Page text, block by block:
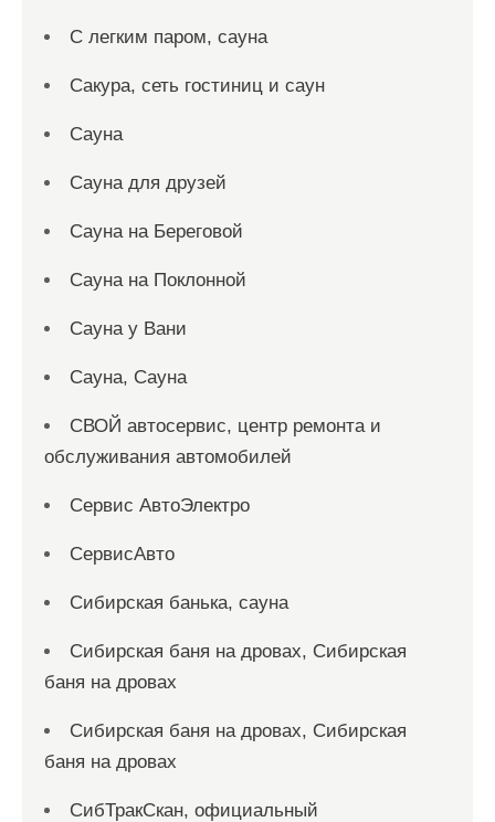
С легким паром, сауна
Сакура, сеть гостиниц и саун
Сауна
Сауна для друзей
Сауна на Береговой
Сауна на Поклонной
Сауна у Вани
Сауна, Сауна
СВОЙ автосервис, центр ремонта и
обслуживания автомобилей
Сервис АвтоЭлектро
СервисАвто
Сибирская банька, сауна
Сибирская баня на дровах, Сибирская
баня на дровах
Сибирская баня на дровах, Сибирская
баня на дровах
СибТракСкан, официальный